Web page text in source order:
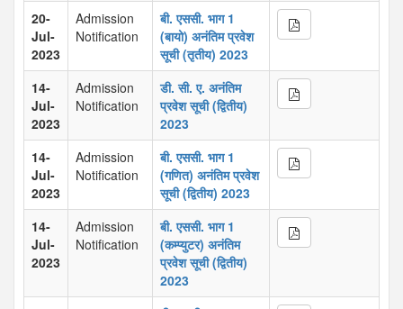
20-
Jul-
2023
Admission
Notification
बी. एससी. भाग 1
(बायो) अनंतिम प्रवेश
सूची (तृतीय) 2023
14-
Jul-
2023
Admission
Notification
डी. सी. ए. अनंतिम
प्रवेश सूची (द्वितीय)
2023
14-
Jul-
2023
Admission
Notification
बी. एससी. भाग 1
(गणित) अनंतिम प्रवेश
सूची (द्वितीय) 2023
14-
Jul-
2023
Admission
Notification
बी. एससी. भाग 1
(कम्प्युटर) अनंतिम
प्रवेश सूची (द्वितीय)
2023